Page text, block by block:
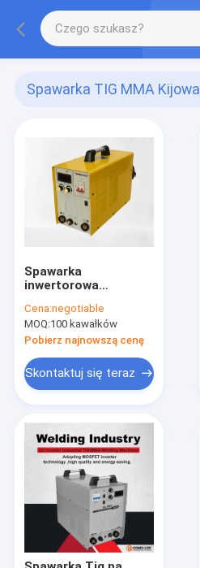
Spawarka TIG MMA Kijowa
Spawarka
inwertorowa
Przenośne spawarki
TIG MMA300 z mocą
łuku i spawarką
łukową
Cena:negotiable
MOQ:100 kawałków
Pobierz najnowszą cenę
Skontaktuj się teraz